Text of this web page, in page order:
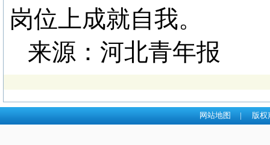
岗位上成就自我。
来源：河北青年报
网站地图 | 版权